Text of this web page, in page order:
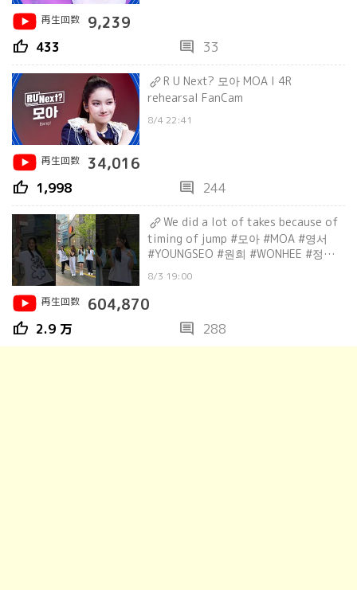
再生回数 9,239
thumb_up 433 comment 33
R U Next? 모아 MOA l 4R
rehearsal FanCam
8/4 22:41
再生回数 34,016
thumb_up 1,998 comment 244
We did a lot of takes because of
timing of jump #모아 #MOA #영서
#YOUNGSEO #원희 #WONHEE #정은
8/3 19:00
再生回数
604,870
thumb_up 2.9 万 comment 288